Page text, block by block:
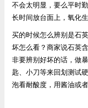
不会太明显，要么平时
长时间放台面上，氧化
买的时候怎么辨别是石
坏怎么看？商家说石英
非要辨别好坏的话，做
匙、小刀等来回划测试
泡看耐酸度，用酱油或